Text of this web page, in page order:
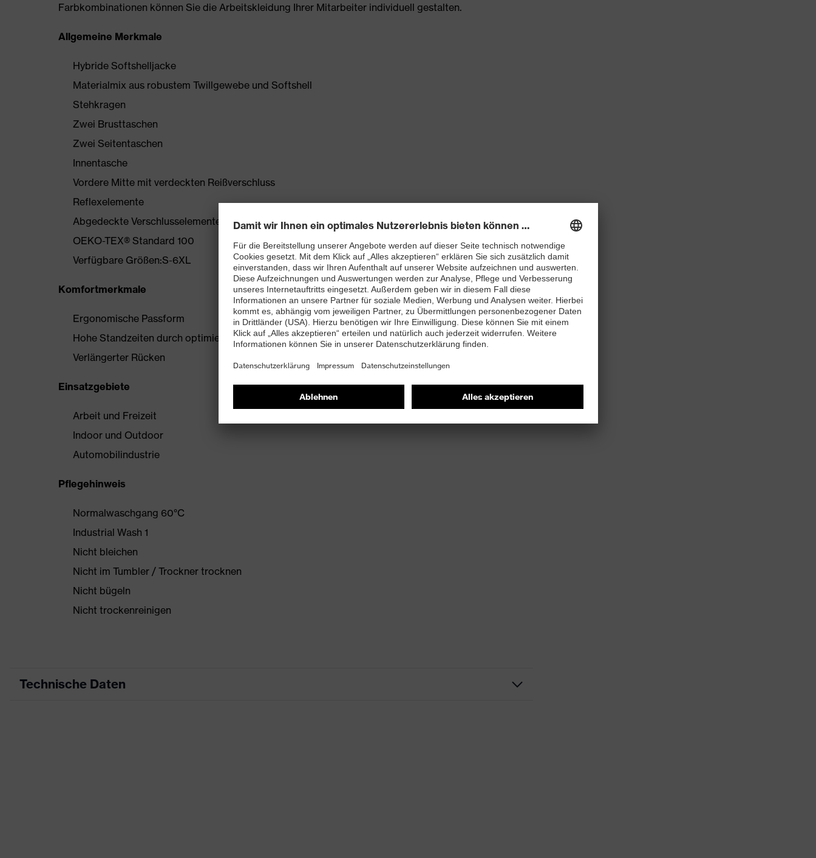
Farbkombinationen können Sie die Arbeitskleidung Ihrer Mitarbeiter individuell gestalten.
Allgemeine Merkmale
Hybride Softshelljacke
Materialmix aus robustem Twillgewebe und Softshell
Stehkragen
Zwei Brusttaschen
Zwei Seitentaschen
Innentasche
Vordere Mitte mit verdeckten Reißverschluss
Reflexelemente
Abgedeckte Verschlusselemente
OEKO-TEX® Standard 100
Verfügbare Größen:S-6XL
Komfortmerkmale
Ergonomische Passform
Hohe Standzeiten durch optimierten Materialeinsatz
Verlängerter Rücken
Einsatzgebiete
Arbeit und Freizeit
Indoor und Outdoor
Automobilindustrie
Pflegehinweis
Normalwaschgang 60°C
Industrial Wash 1
Nicht bleichen
Nicht im Tumbler / Trockner trocknen
Nicht bügeln
Nicht trockenreinigen
Technische Daten